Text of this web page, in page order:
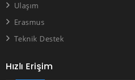
Hızlı Erişim
Ulaşım
Erasmus
Teknik Destek